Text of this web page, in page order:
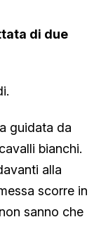
di due
guidata da
bianchi.
alla
scorre in
sanno che